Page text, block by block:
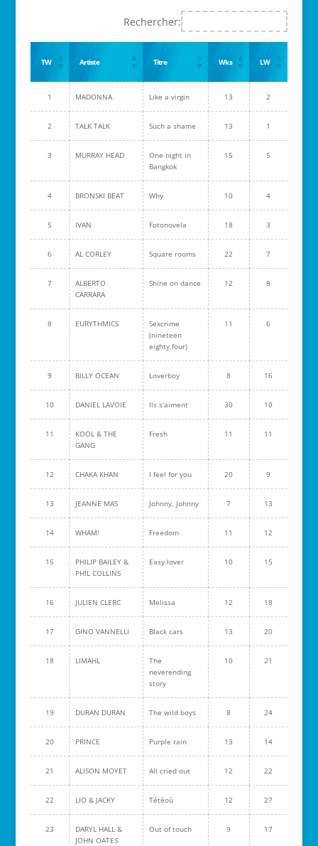
Rechercher:
TW Artiste Titre Wks LW
1 MADONNA Like a virgin 13 2
2 TALK TALK Such a shame 13 1
3 MURRAY HEAD
One night in
Bangkok
15 5
4 BRONSKI BEAT Why 10 4
5 IVAN Fotonovela 18 3
6 AL CORLEY Square rooms 22 7
7
ALBERTO
CARRARA
Shine on dance 12 8
8 EURYTHMICS
Sexcrime
(nineteen
eighty.four)
11 6
9 BILLY OCEAN Loverboy 8 16
10 DANIEL LAVOIE Ils s'aiment 30 10
11
KOOL & THE
GANG
Fresh 11 11
12 CHAKA KHAN I feel for you 20 9
13 JEANNE MAS Johnny, Johnny 7 13
14 WHAM! Freedom 11 12
15
PHILIP BAILEY &
PHIL COLLINS
Easy lover 10 15
16 JULIEN CLERC Melissa 12 18
17 GINO VANNELLI Black cars 13 20
18 LIMAHL
The
neverending
story
10 21
19 DURAN DURAN The wild boys 8 24
20 PRINCE Purple rain 13 14
21 ALISON MOYET All cried out 12 22
22 LIO & JACKY Tétèoù 12 27
23
DARYL HALL &
JOHN OATES
Out of touch 9 17